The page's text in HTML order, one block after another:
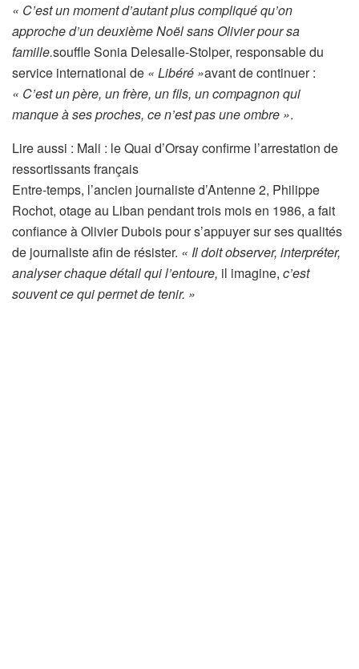
« C’est un moment d’autant plus compliqué qu’on
approche d’un deuxième Noël sans Olivier pour sa
famille.souffle Sonia Delesalle-Stolper, responsable du
service international de « Libéré »avant de continuer :
« C’est un père, un frère, un fils, un compagnon qui
manque à ses proches, ce n’est pas une ombre ».
Lire aussi : Mali : le Quai d’Orsay confirme l’arrestation de
ressortissants français
Entre-temps, l’ancien journaliste d’Antenne 2, Philippe
Rochot, otage au Liban pendant trois mois en 1986, a fait
confiance à Olivier Dubois pour s’appuyer sur ses qualités
de journaliste afin de résister. « Il doit observer, interpréter,
analyser chaque détail qui l’entoure, il imagine, c’est
souvent ce qui permet de tenir. »